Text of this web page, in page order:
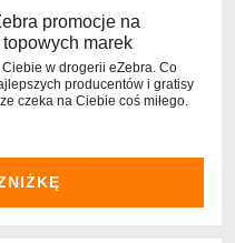
promocje na
marek
w drogerii eZebra. Co
producentów i gratisy
czeka na Ciebie coś miłego.